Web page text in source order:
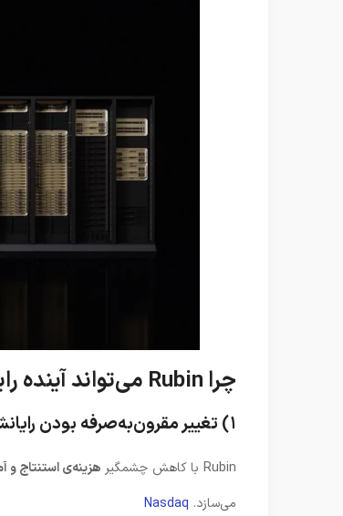
چرا Rubin می‌تواند آینده رایانش AI را تغییر دهد؟
۱) تغییر مقرون‌به‌صرفه‌ بودن رایانش
Rubin با کاهش چشمگیر هزینه‌ی استنتاج و
می‌سازد. Nasdaq